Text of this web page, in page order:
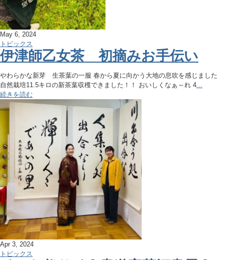
May 6, 2024
トピックス
伊津師乙女茶 初摘みお手伝い
やわらかな新芽 生茶葉の一服 春から夏に向かう大地の息吹を感じました
自然栽培11.5キロの新茶葉収穫できました！！ おいしくなぁ～れ 4
続きを読む
Apr 3, 2024
トピックス